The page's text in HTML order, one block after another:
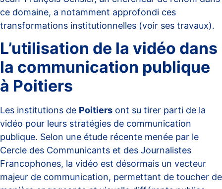
ce domaine, a notamment approfondi ces
transformations institutionnelles (voir ses travaux).
L’utilisation de la vidéo dans
la communication publique
à Poitiers
Les institutions de Poitiers ont su tirer parti de la
vidéo pour leurs stratégies de communication
publique. Selon une étude récente menée par le
Cercle des Communicants et des Journalistes
Francophones, la vidéo est désormais un vecteur
majeur de communication, permettant de toucher de